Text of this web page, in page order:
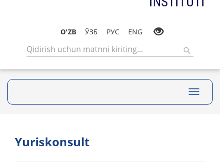
O'ZB ЎЗБ РУС ENG
Toggle
Yuriskonsult